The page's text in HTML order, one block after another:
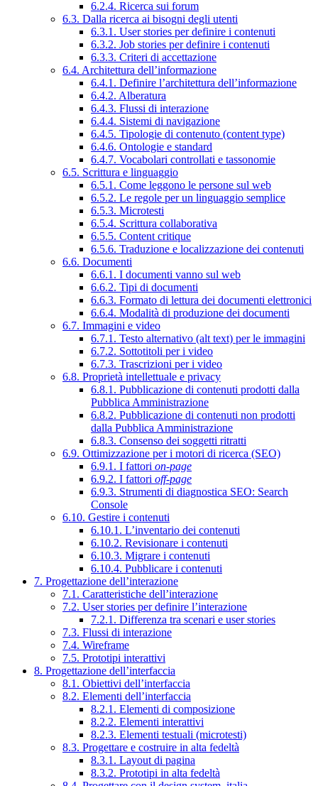
6.2.4. Ricerca sui forum
6.3. Dalla ricerca ai bisogni degli utenti
6.3.1. User stories per definire i contenuti
6.3.2. Job stories per definire i contenuti
6.3.3. Criteri di accettazione
6.4. Architettura dell’informazione
6.4.1. Definire l’architettura dell’informazione
6.4.2. Alberatura
6.4.3. Flussi di interazione
6.4.4. Sistemi di navigazione
6.4.5. Tipologie di contenuto (content type)
6.4.6. Ontologie e standard
6.4.7. Vocabolari controllati e tassonomie
6.5. Scrittura e linguaggio
6.5.1. Come leggono le persone sul web
6.5.2. Le regole per un linguaggio semplice
6.5.3. Microtesti
6.5.4. Scrittura collaborativa
6.5.5. Content critique
6.5.6. Traduzione e localizzazione dei contenuti
6.6. Documenti
6.6.1. I documenti vanno sul web
6.6.2. Tipi di documenti
6.6.3. Formato di lettura dei documenti elettronici
6.6.4. Modalità di produzione dei documenti
6.7. Immagini e video
6.7.1. Testo alternativo (alt text) per le immagini
6.7.2. Sottotitoli per i video
6.7.3. Trascrizioni per i video
6.8. Proprietà intellettuale e privacy
6.8.1. Pubblicazione di contenuti prodotti dalla
Pubblica Amministrazione
6.8.2. Pubblicazione di contenuti non prodotti
dalla Pubblica Amministrazione
6.8.3. Consenso dei soggetti ritratti
6.9. Ottimizzazione per i motori di ricerca (SEO)
6.9.1. I fattori on-page
6.9.2. I fattori off-page
6.9.3. Strumenti di diagnostica SEO: Search
Console
6.10. Gestire i contenuti
6.10.1. L’inventario dei contenuti
6.10.2. Revisionare i contenuti
6.10.3. Migrare i contenuti
6.10.4. Pubblicare i contenuti
7. Progettazione dell’interazione
7.1. Caratteristiche dell’interazione
7.2. User stories per definire l’interazione
7.2.1. Differenza tra scenari e user stories
7.3. Flussi di interazione
7.4. Wireframe
7.5. Prototipi interattivi
8. Progettazione dell’interfaccia
8.1. Obiettivi dell’interfaccia
8.2. Elementi dell’interfaccia
8.2.1. Elementi di composizione
8.2.2. Elementi interattivi
8.2.3. Elementi testuali (microtesti)
8.3. Progettare e costruire in alta fedeltà
8.3.1. Layout di pagina
8.3.2. Prototipi in alta fedeltà